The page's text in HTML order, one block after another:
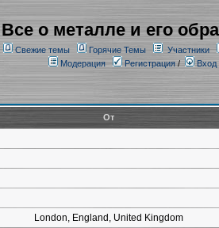
Все о металле и его
Свежие темы Горячие Темы Участники
Модерация
Регистрация/ Вход
От
London, England, United Kingdom